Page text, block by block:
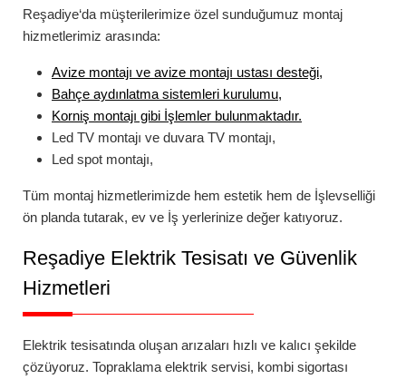
Reşadiye‘da müşterilerimize özel sunduğumuz montaj
hizmetlerimiz arasında:
Avize montajı ve avize montajı ustası desteği,
Bahçe aydınlatma sistemleri kurulumu,
Korniş montajı gibi İşlemler bulunmaktadır.
Led TV montajı ve duvara TV montajı,
Led spot montajı,
Tüm montaj hizmetlerimizde hem estetik hem de İşlevselliği
ön planda tutarak, ev ve İş yerlerinize değer katıyoruz.
Reşadiye Elektrik Tesisatı ve Güvenlik
Hizmetleri
Elektrik tesisatında oluşan arızaları hızlı ve kalıcı şekilde
çözüyoruz. Topraklama elektrik servisi, kombi sigortası